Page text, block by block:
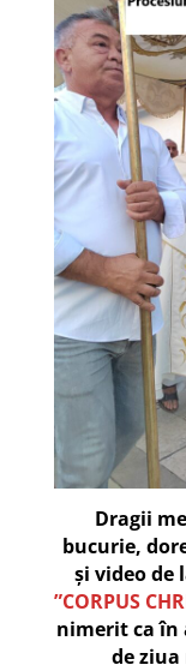
Dragii
bucurie,
și video de
”CORPUS
nimerit ca în
de ziua